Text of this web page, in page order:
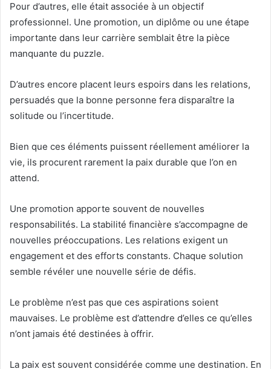
Pour d’autres, elle était associée à un objectif
professionnel. Une promotion, un diplôme ou une étape
importante dans leur carrière semblait être la pièce
manquante du puzzle.
D’autres encore placent leurs espoirs dans les relations,
persuadés que la bonne personne fera disparaître la
solitude ou l’incertitude.
Bien que ces éléments puissent réellement améliorer la
vie, ils procurent rarement la paix durable que l’on en
attend.
Une promotion apporte souvent de nouvelles
responsabilités. La stabilité financière s’accompagne de
nouvelles préoccupations. Les relations exigent un
engagement et des efforts constants. Chaque solution
semble révéler une nouvelle série de défis.
Le problème n’est pas que ces aspirations soient
mauvaises. Le problème est d’attendre d’elles ce qu’elles
n’ont jamais été destinées à offrir.
La paix est souvent considérée comme une destination. En